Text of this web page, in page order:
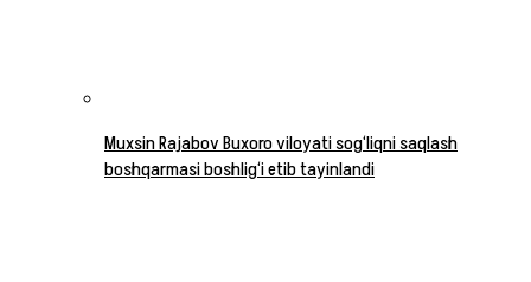
Muxsin Rajabov Buxoro viloyati sog‘liqni saqlash
boshqarmasi boshlig‘i etib tayinlandi